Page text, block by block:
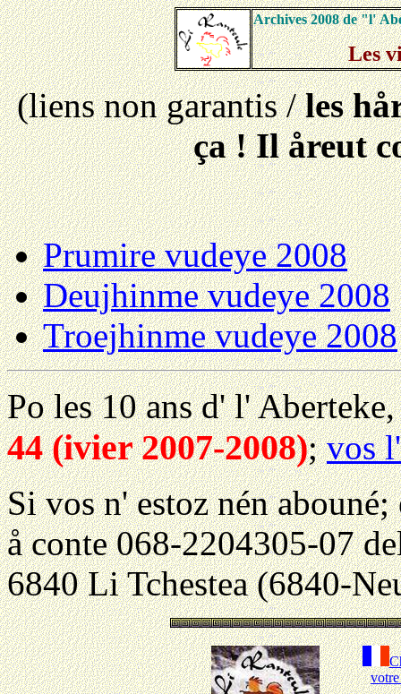
Archives 2008 de "l'
Les
(liens non garantis /les
ça ! Il åreut
Prumire vudeye 2008
Deujhinme vudeye 2008
Troejhinme vudeye 2008
Po les 10 ans d' l'
44 (ivier 2007-2008);vos
Si vos n' estoz nén
å conte 068-2204305-07
6840 Li Tchestea (6840-